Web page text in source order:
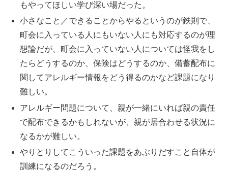
もやってほしい学び深い場だった。
小さなこと／できることからやるというのが鉄則で、
町会に入っている人にもいない人にも対応するのが理
想論だが、町会に入っていない人については怪我をし
たらどうするのか、保険はどうするのか、備蓄配布に
関してアレルギー情報をどう得るのかなど課題になり
難しい。
アレルギー問題について、親が一緒にいれば親の責任
で配布できるかもしれないが、親が居合わせる状況に
なるかが難しい。
やりとりしてこういった課題をあぶりだすこと自体が
訓練になるのだろう。